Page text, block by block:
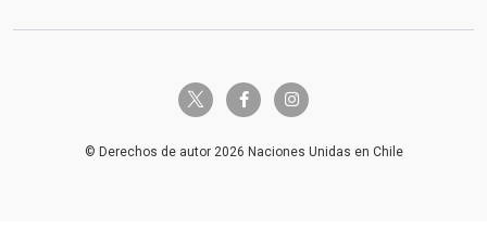
twitter-x facebook-finstagram
© Derechos de autor 2026 Naciones Unidas en Chile